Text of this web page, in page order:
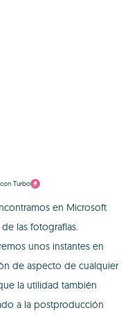
Turbo
en Microsoft
las fotografías.
unos instantes en
de aspecto de cualquier
la utilidad también
a la postproducción